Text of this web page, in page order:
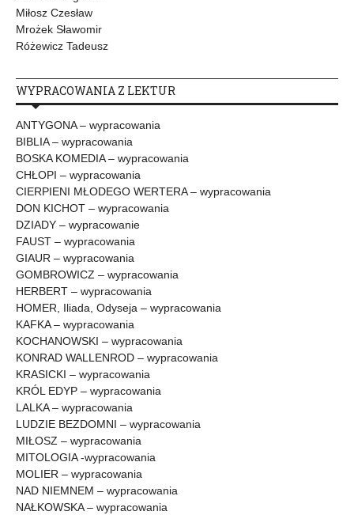
Miłosz Czesław
Mrożek Sławomir
Różewicz Tadeusz
WYPRACOWANIA Z LEKTUR
ANTYGONA – wypracowania
BIBLIA – wypracowania
BOSKA KOMEDIA – wypracowania
CHŁOPI – wypracowania
CIERPIENI MŁODEGO WERTERA – wypracowania
DON KICHOT – wypracowania
DZIADY – wypracowanie
FAUST – wypracowania
GIAUR – wypracowania
GOMBROWICZ – wypracowania
HERBERT – wypracowania
HOMER, Iliada, Odyseja – wypracowania
KAFKA – wypracowania
KOCHANOWSKI – wypracowania
KONRAD WALLENROD – wypracowania
KRASICKI – wypracowania
KRÓL EDYP – wypracowania
LALKA – wypracowania
LUDZIE BEZDOMNI – wypracowania
MIŁOSZ – wypracowania
MITOLOGIA -wypracowania
MOLIER – wypracowania
NAD NIEMNEM – wypracowania
NAŁKOWSKA – wypracowania